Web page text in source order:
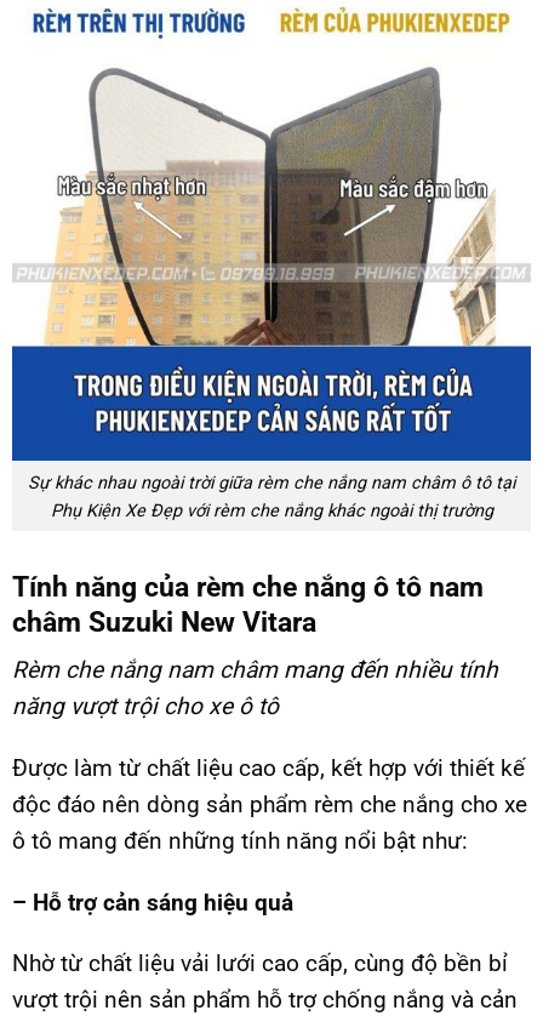
Sự khác nhau ngoài trời giữa rèm che nắng nam châm ô tô tại
Phụ Kiện Xe Đẹp với rèm che nắng khác ngoài thị trường
Tính năng của rèm che nắng ô tô nam
châm Suzuki New Vitara
Rèm che nắng nam châmmang đến nhiều tính
năng vượt trội cho xe ô tô
Được làm từ chất liệu cao cấp, kết hợp với thiết kế
độc đáo nên dòng sản phẩm rèm che nắng cho xe
ô tô mang đến những tính năng nổi bật như:
– Hỗ trợ cản sáng hiệu quả
Nhờ từ chất liệu vải lưới cao cấp, cùng độ bền bỉ
vượt trội nên sản phẩm hỗ trợ chống nắng và cản